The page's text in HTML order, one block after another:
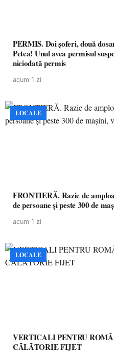
PERMIS. Doi șoferi, două
Petea! Unul avea permisul
niciodată permis
acum 1 zi
LOCALE
FRONTIERĂ. Razie de
de persoane și peste 300 de
acum 1 zi
LOCALE
VERTICALI PENTRU
CĂLĂTORIE FIJET